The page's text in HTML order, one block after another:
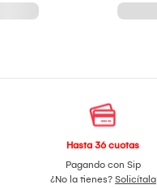
Hasta 36 cuotas
Pagando con Sip
¿No la tienes? Solicítala